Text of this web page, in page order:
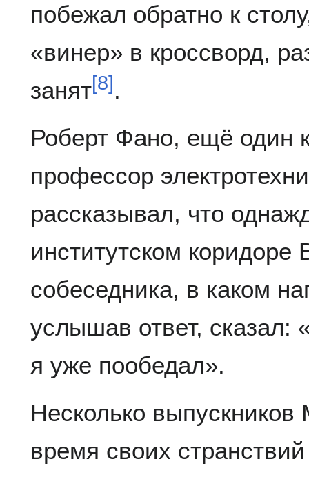
побежал обратно к
«винер» в кроссворд,
занят[8] .
Роберт Фано, ещё один
профессор
рассказывал, что
институтском коридоре
собеседника, в каком
услышав ответ, сказал:
я уже пообедал».
Несколько
время своих